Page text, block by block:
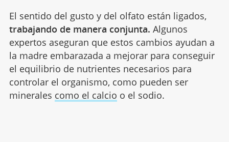
El sentido del gusto y del olfato están ligados,
trabajando de manera conjunta. Algunos
expertos aseguran que estos cambios ayudan a
la madre embarazada a mejorar para conseguir
el equilibrio de nutrientes necesarios para
controlar el organismo, como pueden ser
minerales como el calcio o el sodio.